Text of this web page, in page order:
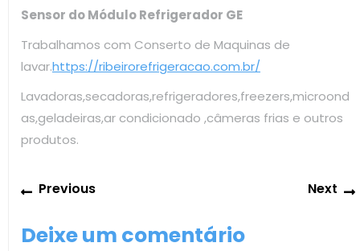
Sensor do Módulo Refrigerador GE
Trabalhamos com Conserto de Maquinas de
lavar.https://ribeirorefrigeracao.com.br/
Lavadoras,secadoras,refrigeradores,freezers,microond
as,geladeiras,ar condicionado ,câmeras frias e outros
produtos.
Navegação
de
Post
PreviousPrevious
Next
Deixe um comentário